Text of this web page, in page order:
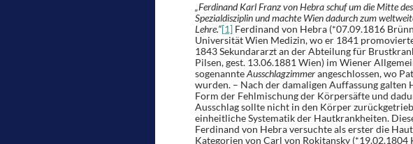
„Ferdinand Karl Franz von Hebra schuf um die Mitte
Spezialdisziplin und machte Wien dadurch zum
Lehre.“[1]Ferdinand von Hebra (*07.09.1816
Universität Wien Medizin, wo er 1841
1843 Sekundararzt an der Abteilung für
Pilsen, gest. 13.06.1881 Wien) im Wiener
sogenannteAusschlagzimmerangeschlossen, wo
wurden. – Nach der damaligen Auffassung galten
Form der Fehlmischung der Körpersäfte und
Ausschlag sollte nicht in den Körper
einheitliche Systematik der Hautkrankheiten.
Ferdinand von Hebra versuchte als erster die
Kategorien von Carl von Rokitansky (*19.02.1804